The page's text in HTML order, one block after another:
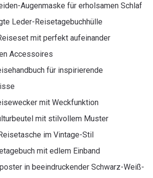
Augenmaske für erholsamen Schlaf
Leder-Reisetagebuchhülle
mit perfekt aufeinander
Accessoires
für inspirierende
mit Weckfunktion
mit stilvollem Muster
im Vintage-Stil
mit edlem Einband
in beeindruckender Schwarz-Weiß-